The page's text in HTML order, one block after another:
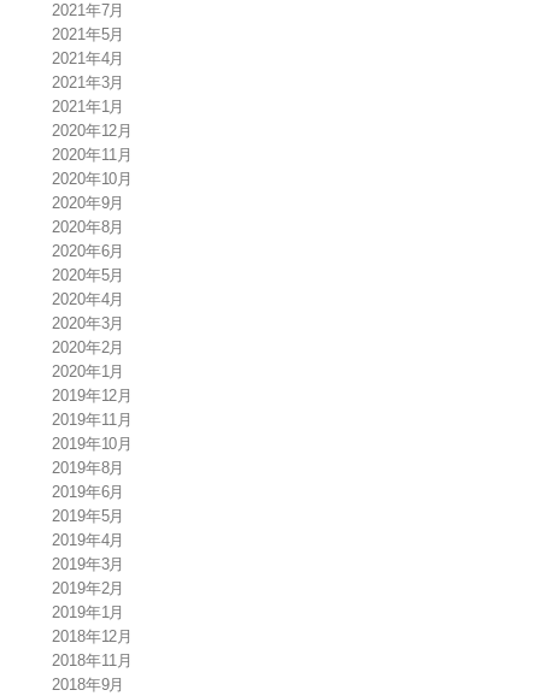
2021年7月
2021年5月
2021年4月
2021年3月
2021年1月
2020年12月
2020年11月
2020年10月
2020年9月
2020年8月
2020年6月
2020年5月
2020年4月
2020年3月
2020年2月
2020年1月
2019年12月
2019年11月
2019年10月
2019年8月
2019年6月
2019年5月
2019年4月
2019年3月
2019年2月
2019年1月
2018年12月
2018年11月
2018年9月